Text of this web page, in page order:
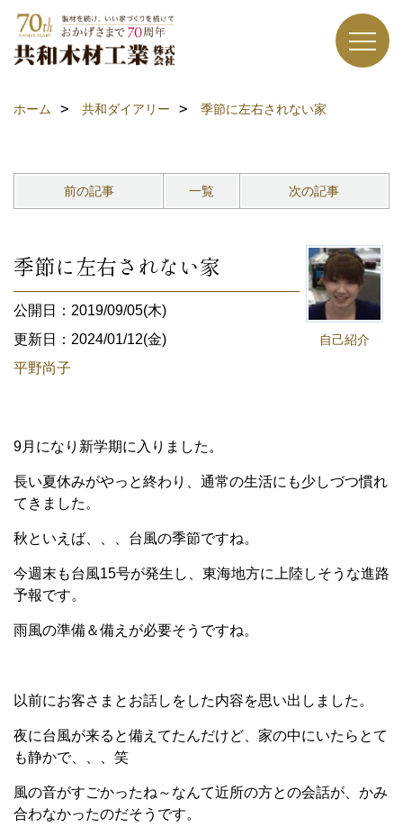
ホーム 共和ダイアリー 季節に左右されない家
前の記事 一覧 次の記事
自己紹介
季節に左右されない家
公開日：2019/09/05(木)
更新日：2024/01/12(金)
平野尚子
9月になり新学期に入りました。
長い夏休みがやっと終わり、通常の生活にも少しづつ慣れ
てきました。
秋といえば、、、台風の季節ですね。
今週末も台風15号が発生し、東海地方に上陸しそうな進路
予報です。
雨風の準備＆備えが必要そうですね。
以前にお客さまとお話しをした内容を思い出しました。
夜に台風が来ると備えてたんだけど、家の中にいたらとて
も静かで、、、笑
風の音がすごかったね～なんて近所の方との会話が、かみ
合わなかったのだそうです。